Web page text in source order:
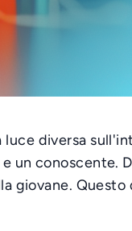
diversa
un conoscente.
giovane.